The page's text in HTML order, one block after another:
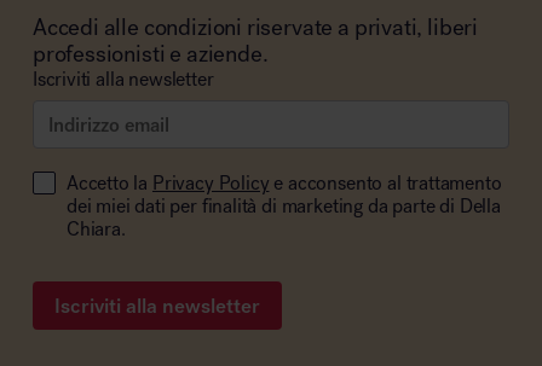
Accedi alle condizioni riservate a privati, liberi
professionisti e aziende.
Iscriviti alla newsletter
Accetto la Privacy Policy e acconsento al trattamento
dei miei dati per finalità di marketing da parte di Della
Chiara.
Iscriviti alla newsletter